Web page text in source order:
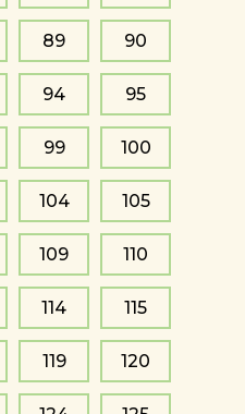
89 90
94 95
99 100
104 105
109 110
114 115
119 120